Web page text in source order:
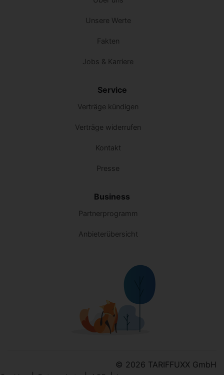
Unsere Werte
Fakten
Jobs & Karriere
Service
Verträge kündigen
Verträge widerrufen
Kontakt
Presse
Business
Partnerprogramm
Anbieterübersicht
© 2026 TARIFFUXX GmbH